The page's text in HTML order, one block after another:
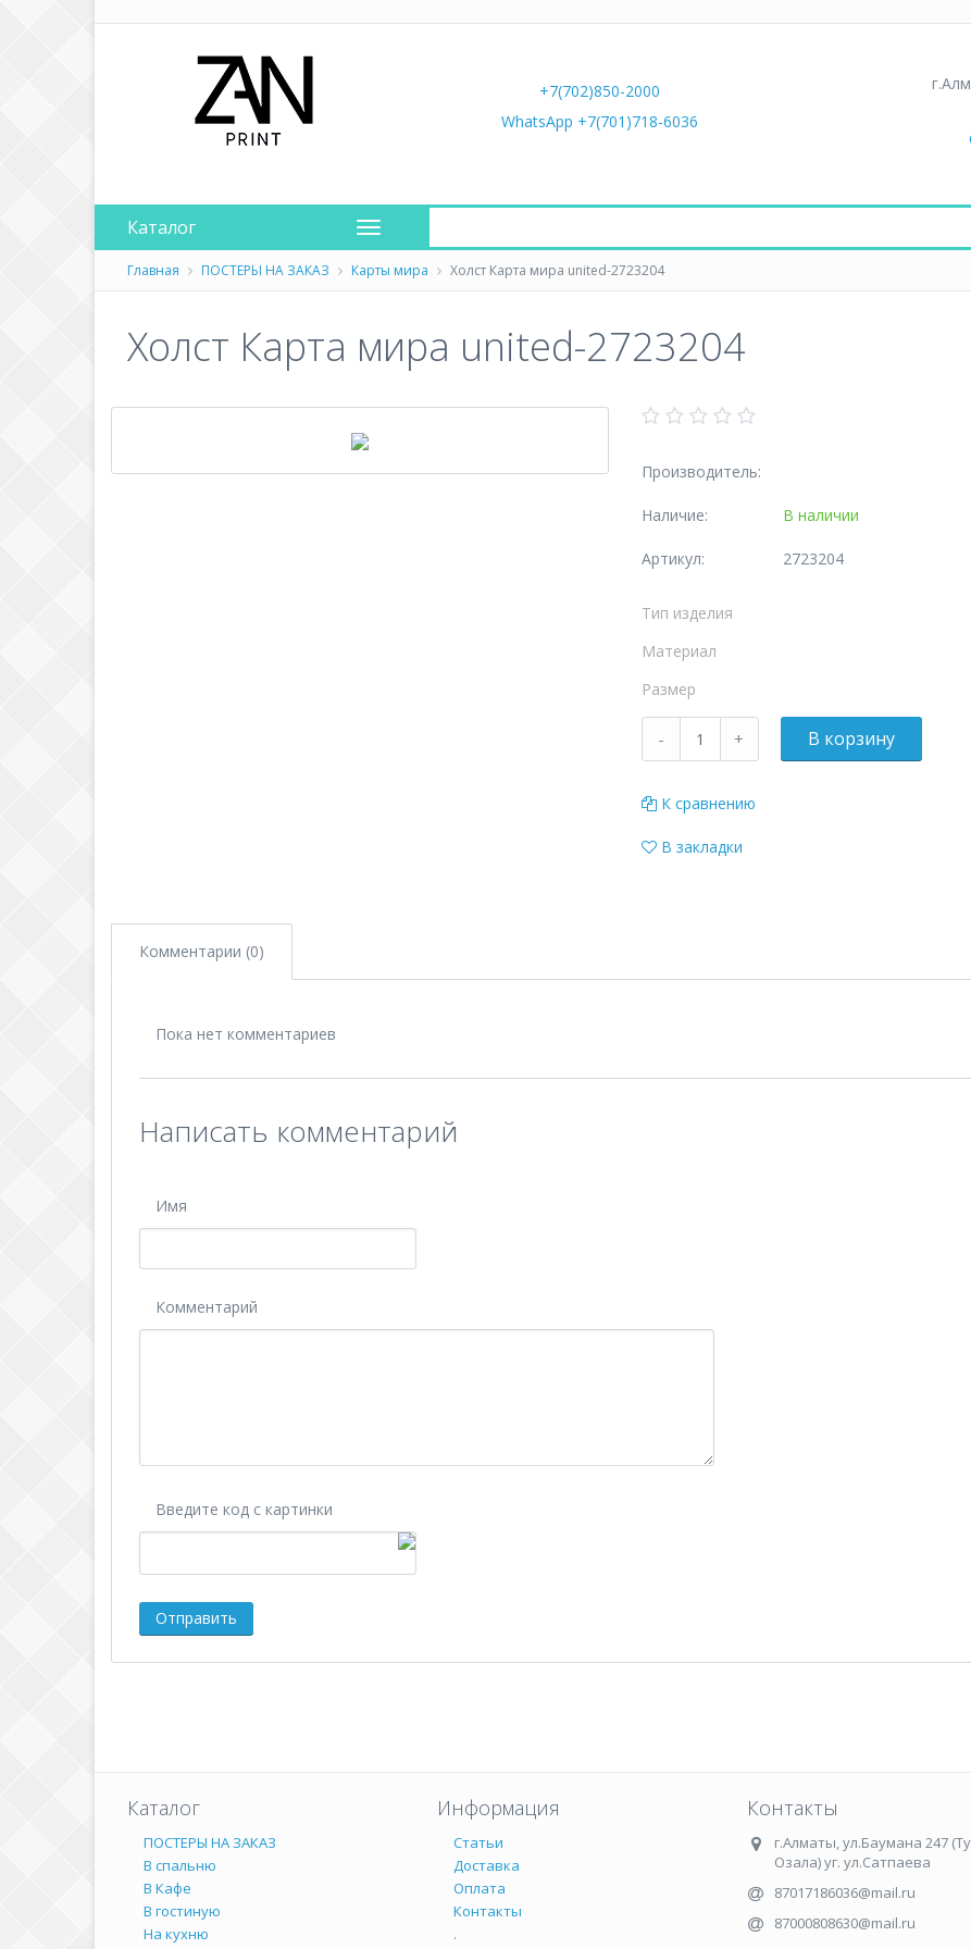
+7(702)850-2000
WhatsApp +7(701)718-6036
Каталог
Главная ПОСТЕРЫ НА ЗАКАЗ Карты мира Холст Карта мира united-2723204
Холст Карта мира united-2723204
Производитель:
Наличие: В наличии
Артикул: 2723204
Тип изделия
Материал
Размер
К сравнению
В закладки
Комментарии (0)
Пока нет комментариев
Написать комментарий
Имя
Комментарий
Введите код с картинки
Каталог
ПОСТЕРЫ НА ЗАКАЗ
В спальню
В Кафе
В гостиную
На кухню
Информация
Статьи
Доставка
Оплата
Контакты
.
Контакты
г.Алматы,ул.Баумана 247
Озала) уг. ул.Сатпаева
87017186036@mail.ru
87000808630@mail.ru